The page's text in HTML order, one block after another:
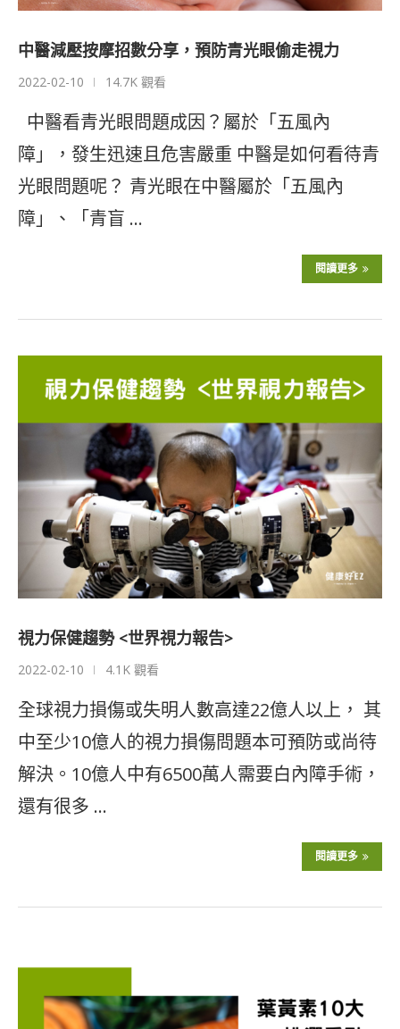
中醫減壓按摩招數分享，預防青光眼偷走視力
2022-02-10 14.7K 觀看
中醫看青光眼問題成因？屬於「五風內
障」，發生迅速且危害嚴重 中醫是如何看待青
光眼問題呢？ 青光眼在中醫屬於「五風內
障」、「青盲 …
閱讀更多
視力保健趨勢 <世界視力報告>
2022-02-10 4.1K 觀看
全球視力損傷或失明人數高達22億人以上， 其
中至少10億人的視力損傷問題本可預防或尚待
解決。10億人中有6500萬人需要白內障手術，
還有很多 …
閱讀更多